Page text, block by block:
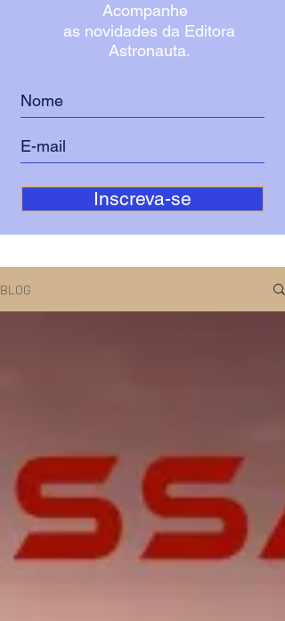
Acompanhe
as novidades da Editora
Astronauta.
Inscreva-se
BLOG